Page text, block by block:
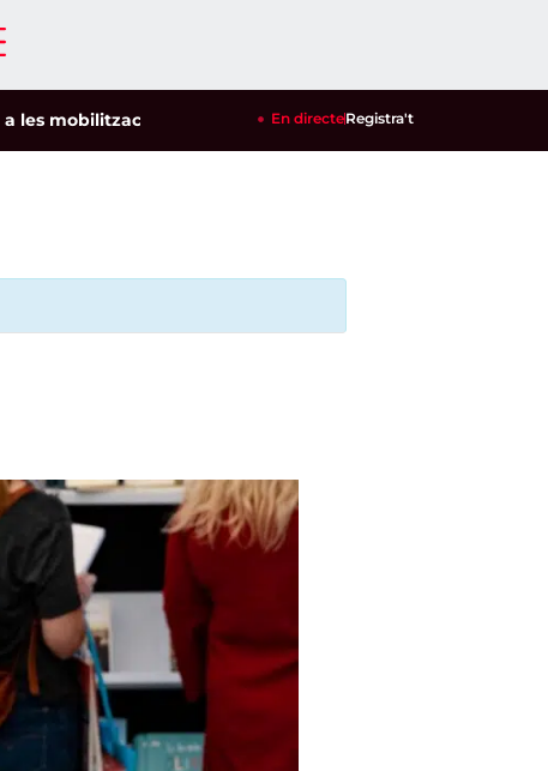
mobilitzacions per defensar els cultius de la garrofa i
En directeRegistra't